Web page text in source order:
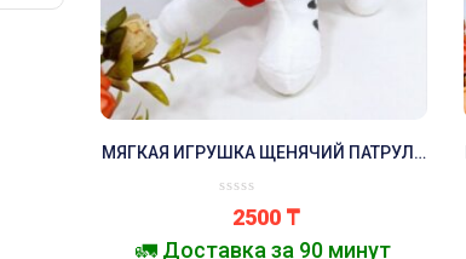
МЯГКАЯ ИГРУШКА ЩЕНЯЧИЙ ПАТРУЛЬ
2500 ₸
🚛 Доставка за 90 минут